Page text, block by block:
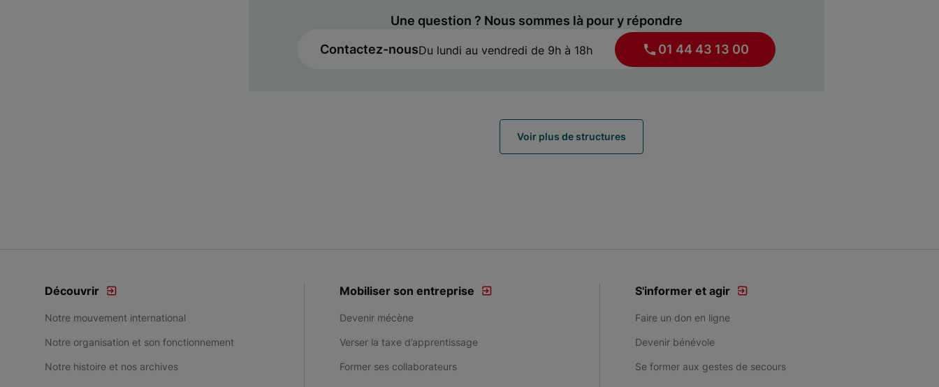
Une question ? Nous sommes là pour y répondre
Contactez-nousDu lundi au vendredi de 9h à 18h 01 44 43 13 00
Voir plus de structures
Découvrir
Notre mouvement international
Notre organisation et son fonctionnement
Notre histoire et nos archives
Mobiliser son entreprise
Devenir mécène
Verser la taxe d’apprentissage
Former ses collaborateurs
S'informer et agir
Faire un don en ligne
Devenir bénévole
Se former aux gestes de secours